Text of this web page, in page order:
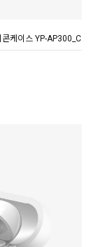
케이스 YP-AP300_C